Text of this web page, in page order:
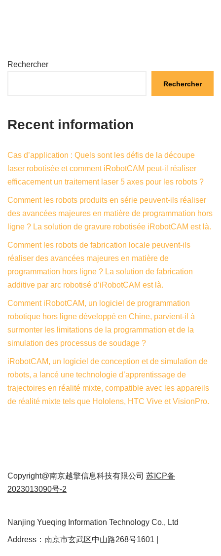
Rechercher
Rechercher
Recent information
Cas d’application : Quels sont les défis de la découpe
laser robotisée et comment iRobotCAM peut-il réaliser
efficacement un traitement laser 5 axes pour les robots ?
Comment les robots produits en série peuvent-ils réaliser
des avancées majeures en matière de programmation hors
ligne ? La solution de gravure robotisée iRobotCAM est là.
Comment les robots de fabrication locale peuvent-ils
réaliser des avancées majeures en matière de
programmation hors ligne ? La solution de fabrication
additive par arc robotisé d’iRobotCAM est là.
Comment iRobotCAM, un logiciel de programmation
robotique hors ligne développé en Chine, parvient-il à
surmonter les limitations de la programmation et de la
simulation des processus de soudage ?
iRobotCAM, un logiciel de conception et de simulation de
robots, a lancé une technologie d’apprentissage de
trajectoires en réalité mixte, compatible avec les appareils
de réalité mixte tels que Hololens, HTC Vive et VisionPro.
Copyright@南京越擎信息科技有限公司 苏ICP备
2023013090号-2
Nanjing Yueqing Information Technology Co., Ltd
Address：南京市玄武区中山路268号1601 |